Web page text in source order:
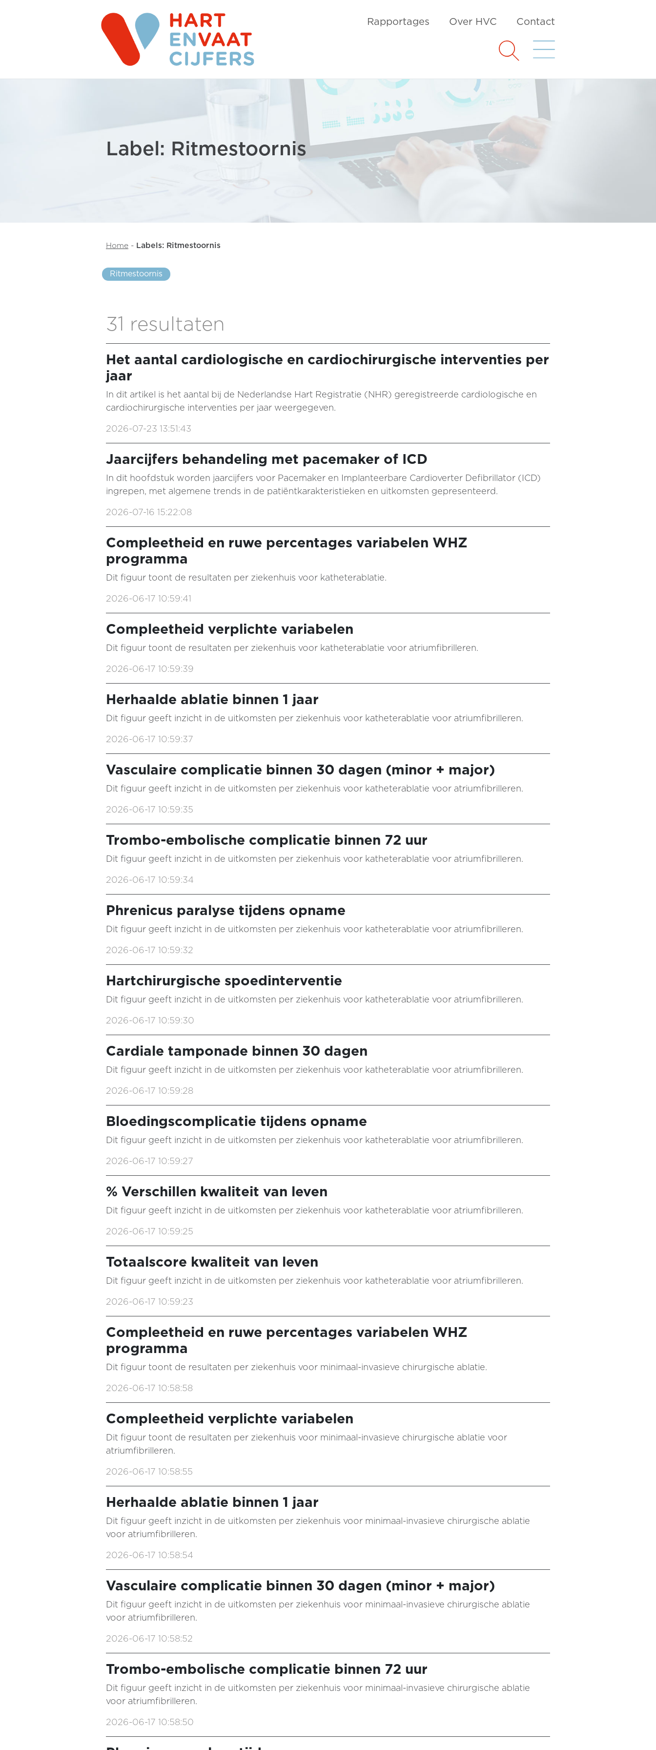
Rapportages Over HVC Contact
Label: Ritmestoornis
Home - Labels: Ritmestoornis
Ritmestoornis
31 resultaten
Het aantal cardiologische en cardiochirurgische interventies per
jaar
In dit artikel is het aantal bij de Nederlandse Hart Registratie (NHR) geregistreerde cardiologische en
cardiochirurgische interventies per jaar weergegeven.
2026-07-23 13:51:43
Jaarcijfers behandeling met pacemaker of ICD
In dit hoofdstuk worden jaarcijfers voor Pacemaker en Implanteerbare Cardioverter Defibrillator (ICD)
ingrepen, met algemene trends in de patiëntkarakteristieken en uitkomsten gepresenteerd.
2026-07-16 15:22:08
Compleetheid en ruwe percentages variabelen WHZ
programma
Dit figuur toont de resultaten per ziekenhuis voor katheterablatie.
2026-06-17 10:59:41
Compleetheid verplichte variabelen
Dit figuur toont de resultaten per ziekenhuis voor katheterablatie voor atriumfibrilleren.
2026-06-17 10:59:39
Herhaalde ablatie binnen 1 jaar
Dit figuur geeft inzicht in de uitkomsten per ziekenhuis voor katheterablatie voor atriumfibrilleren.
2026-06-17 10:59:37
Vasculaire complicatie binnen 30 dagen (minor + major)
Dit figuur geeft inzicht in de uitkomsten per ziekenhuis voor katheterablatie voor atriumfibrilleren.
2026-06-17 10:59:35
Trombo-embolische complicatie binnen 72 uur
Dit figuur geeft inzicht in de uitkomsten per ziekenhuis voor katheterablatie voor atriumfibrilleren.
2026-06-17 10:59:34
Phrenicus paralyse tijdens opname
Dit figuur geeft inzicht in de uitkomsten per ziekenhuis voor katheterablatie voor atriumfibrilleren.
2026-06-17 10:59:32
Hartchirurgische spoedinterventie
Dit figuur geeft inzicht in de uitkomsten per ziekenhuis voor katheterablatie voor atriumfibrilleren.
2026-06-17 10:59:30
Cardiale tamponade binnen 30 dagen
Dit figuur geeft inzicht in de uitkomsten per ziekenhuis voor katheterablatie voor atriumfibrilleren.
2026-06-17 10:59:28
Bloedingscomplicatie tijdens opname
Dit figuur geeft inzicht in de uitkomsten per ziekenhuis voor katheterablatie voor atriumfibrilleren.
2026-06-17 10:59:27
% Verschillen kwaliteit van leven
Dit figuur geeft inzicht in de uitkomsten per ziekenhuis voor katheterablatie voor atriumfibrilleren.
2026-06-17 10:59:25
Totaalscore kwaliteit van leven
Dit figuur geeft inzicht in de uitkomsten per ziekenhuis voor katheterablatie voor atriumfibrilleren.
2026-06-17 10:59:23
Compleetheid en ruwe percentages variabelen WHZ
programma
Dit figuur toont de resultaten per ziekenhuis voor minimaal-invasieve chirurgische ablatie.
2026-06-17 10:58:58
Compleetheid verplichte variabelen
Dit figuur toont de resultaten per ziekenhuis voor minimaal-invasieve chirurgische ablatie voor
atriumfibrilleren.
2026-06-17 10:58:55
Herhaalde ablatie binnen 1 jaar
Dit figuur geeft inzicht in de uitkomsten per ziekenhuis voor minimaal-invasieve chirurgische ablatie
voor atriumfibrilleren.
2026-06-17 10:58:54
Vasculaire complicatie binnen 30 dagen (minor + major)
Dit figuur geeft inzicht in de uitkomsten per ziekenhuis voor minimaal-invasieve chirurgische ablatie
voor atriumfibrilleren.
2026-06-17 10:58:52
Trombo-embolische complicatie binnen 72 uur
Dit figuur geeft inzicht in de uitkomsten per ziekenhuis voor minimaal-invasieve chirurgische ablatie
voor atriumfibrilleren.
2026-06-17 10:58:50